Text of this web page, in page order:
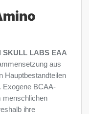
SKULL LABS EAA
aus
Hauptbestandteilen
Exogene BCAA-
menschlichen
ihre